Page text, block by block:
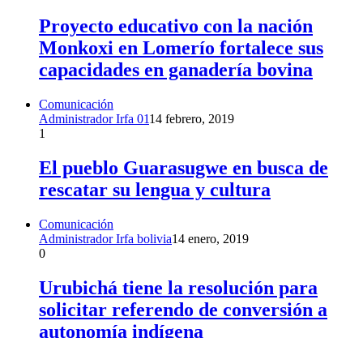
Proyecto educativo con la nación
Monkoxi en Lomerío fortalece sus
capacidades en ganadería bovina
Comunicación
Administrador Irfa 0114 febrero, 2019
1
El pueblo Guarasugwe en busca de
rescatar su lengua y cultura
Comunicación
Administrador Irfa bolivia14 enero, 2019
0
Urubichá tiene la resolución para
solicitar referendo de conversión a
autonomía indígena